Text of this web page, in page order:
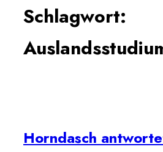
Schlagwort:
Horndasch